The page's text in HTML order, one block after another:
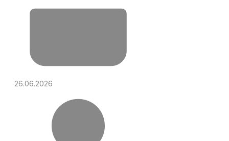
26.06.2026